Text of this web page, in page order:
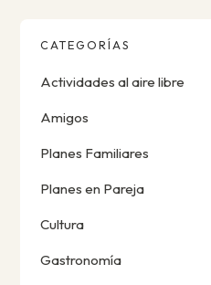
CATEGORÍAS
Actividades al aire libre
Amigos
Planes Familiares
Planes en Pareja
Cultura
Gastronomía